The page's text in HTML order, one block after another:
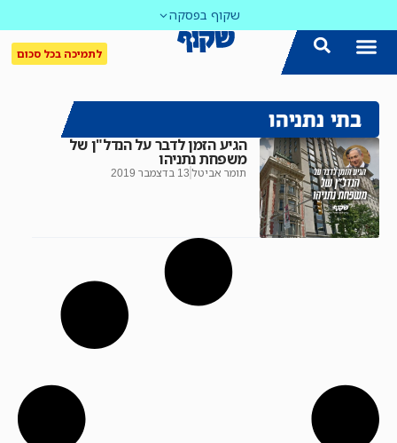
שקוף בפסקה
לתמיכה בכל סכום
בתי נתניהו
הגיע הזמן לדבר על הנדל"ן של
משפחת נתניהו
תומר אביטל 13 בדצמבר 2019